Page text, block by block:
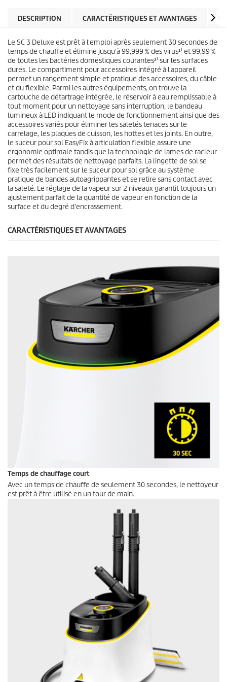
d
t
e
8
5
a
v
i
s
DESCRIPTION CARACTÉRISTIQUES ET AVANTAGES
Le SC 3 Deluxe est prêt à l'emploi après seulement 30 secondes de
temps de chauffe et élimine jusqu'à 99,999 % des virus¹⁾ et 99,99 %
de toutes les bactéries domestiques courantes²⁾ sur les surfaces
dures. Le compartiment pour accessoires intégré à l'appareil
permet un rangement simple et pratique des accessoires, du câble
et du flexible. Parmi les autres équipements, on trouve la
cartouche de détartrage intégrée, le réservoir à eau remplissable à
tout moment pour un nettoyage sans interruption, le bandeau
lumineux à LED indiquant le mode de fonctionnement ainsi que des
accessoires variés pour éliminer les saletés tenaces sur le
carrelage, les plaques de cuisson, les hottes et les joints. En outre,
le suceur pour sol EasyFixà articulation flexible assure une
ergonomie optimale tandis que la technologie de lames de racleur
permet des résultats de nettoyage parfaits. La lingette de sol se
fixe très facilement sur le suceur pour sol grâce au système
pratique de bandes autoagrippantes et se retire sans contact avec
la saleté. Le réglage de la vapeur sur 2 niveaux garantit toujours un
ajustement parfait de la quantité de vapeur en fonction de la
surface et du degré d'encrassement.
CARACTÉRISTIQUES ET AVANTAGES
Temps de chauffage court
Avec un temps de chauffe de seulement 30 secondes, le nettoyeur
est prêt à être utilisé en un tour de main.